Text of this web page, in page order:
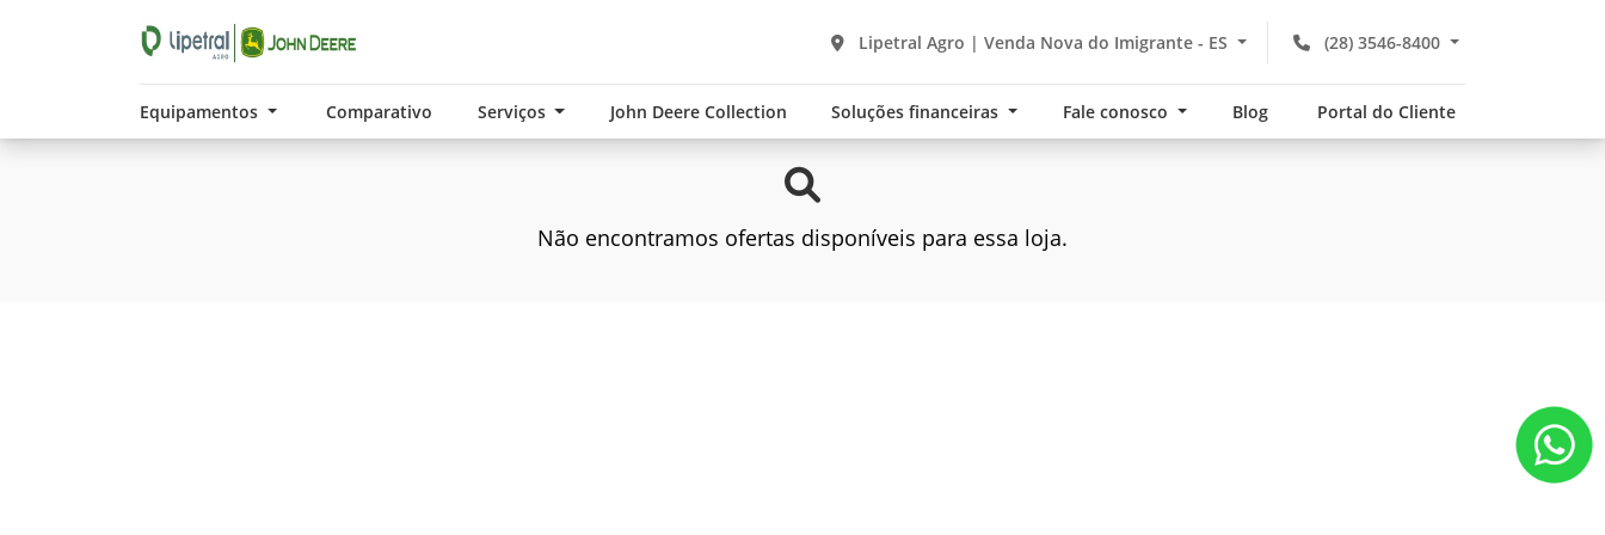
(28) 3546-8400
Lipetral Agro | Venda Nova do Imigrante - ES
Equipamentos Comparativo Serviços John Deere Collection Soluções financeiras Fale conosco Blog Portal do Cliente
Não encontramos ofertas disponíveis para essa loja.